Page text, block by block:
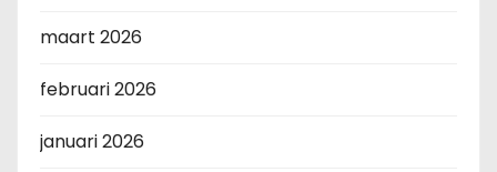
maart 2026
februari 2026
januari 2026